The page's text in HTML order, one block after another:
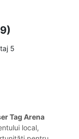
5
Tag Arena
local,